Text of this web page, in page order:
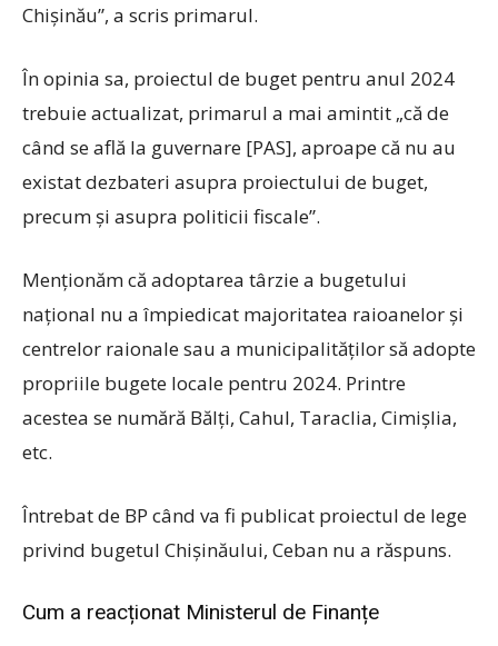
Chișinău”, a scris primarul.
În opinia sa, proiectul de buget pentru anul 2024
trebuie actualizat, primarul a mai amintit „că de
când se află la guvernare [PAS], aproape că nu au
existat dezbateri asupra proiectului de buget,
precum și asupra politicii fiscale”.
Menționăm că adoptarea târzie a bugetului
național nu a împiedicat majoritatea raioanelor și
centrelor raionale sau a municipalităților să adopte
propriile bugete locale pentru 2024. Printre
acestea se numără Bălți, Cahul, Taraclia, Cimișlia,
etc.
Întrebat de BP când va fi publicat proiectul de lege
privind bugetul Chișinăului, Ceban nu a răspuns.
Cum a reacționat Ministerul de Finanțe